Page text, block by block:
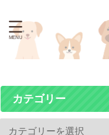
カテゴリー